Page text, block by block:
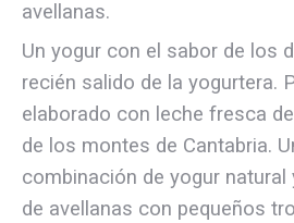
avellanas.
Un yogur con el sabor de los
recién salido de la yogurtera.
elaborado con leche fresca
de los montes de Cantabria.
combinación de yogur natural
de avellanas con pequeños